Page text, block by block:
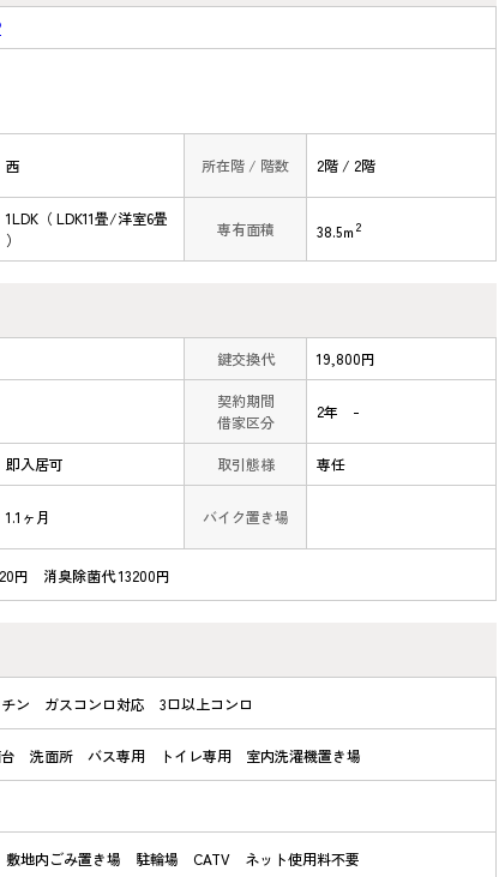
西 所在階 / 階数 2階 / 2階
1LDK（ LDK11畳/洋室6畳
）
専有面積 38.5ｍ 2
鍵交換代 19,800円
契約期間
借家区分
2年 -
即入居可 取引態様 専任
1.1ヶ月 バイク置き場
円 消臭除菌代 13200円
ン ガスコンロ対応 3口以上コンロ
洗面所 バス専用 トイレ専用 室内洗濯機置き場
敷地内ごみ置き場 駐輪場 CATV ネット使用料不要